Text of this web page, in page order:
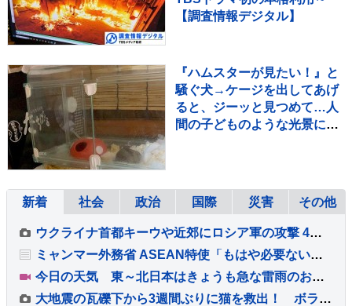
【調査情報デジタル】
『ハムスターが見たい！』と
騒ぐ犬→ケージを出してあげ
ると、ジーッと見つめて…人
間の子どものような光景に反
新着 社会 政治 国際 災害 その他
ウクライナ首都キーウや近郊にロシア軍の攻撃 4人死亡
ミャンマー外務省 ASEAN特使「もはや必要ない」アウン・サン・スー・チー氏の釈放は「法律によってのみ行われる」
今日の天気 東～北日本はきょうも急な雷雨のおそれ 短時間で道路が冠水するほどの降り方に 台風15号はあさって11日（火・祝）ごろ東北に上陸か
大地震の瓦礫下から3週間ぶりに猫を救出！ ボランティア学生が救助活動に協力 ベネズエラ